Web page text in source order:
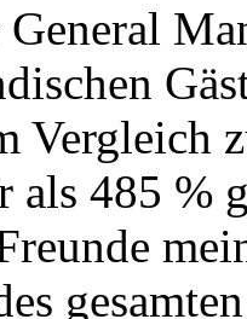
Vergleich
als 485 %